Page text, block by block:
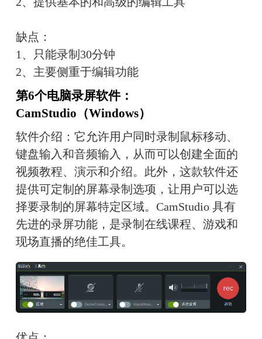
缺点：
1、只能录制30分钟
2、主要侧重于编辑功能
第6个电脑录屏软件：
CamStudio（Windows）
软件介绍：它允许用户同时录制鼠标移动、
键盘输入和音频输入，从而可以创建全面的
视频教程、演示和介绍。此外，这款软件还
提供可定制的屏幕录制选项，让用户可以选
择要录制的屏幕特定区域。CamStudio 具有
先进的录屏功能，是录制在线课程、游戏和
现场直播的绝佳工具。